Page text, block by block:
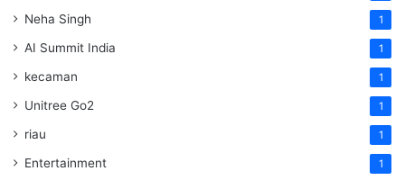
Neha Singh 1
AI Summit India 1
kecaman 1
Unitree Go2 1
riau 1
Entertainment 1